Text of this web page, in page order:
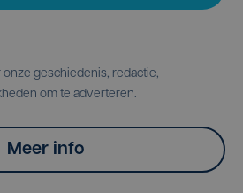
geschiedenis, redactie,
om te adverteren.
Meer info